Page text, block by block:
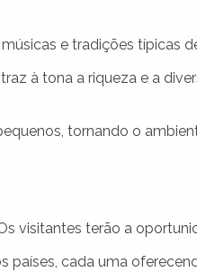
e tradições típicas
à tona a riqueza e a
tornando o
visitantes terão a
países, cada uma